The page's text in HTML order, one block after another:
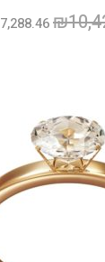
₪המחיר
7,288.46